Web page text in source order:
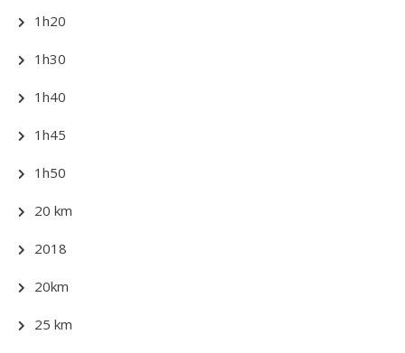
1h20
1h30
1h40
1h45
1h50
20 km
2018
20km
25 km